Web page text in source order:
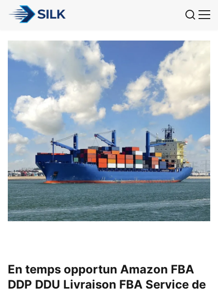
En temps opportun Amazon FBA
DDP DDU Livraison FBA Service de